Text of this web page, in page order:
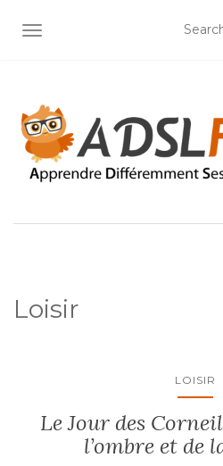
OUVRIR/FERMER LA
Loisir
LOISIR
Le Jour des
l’ombre et de